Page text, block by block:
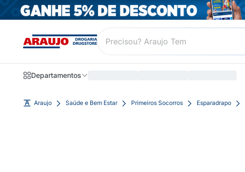
Departamentos
Araujo Saúde e Bem Estar Primeiros Socorros Esparadrapo